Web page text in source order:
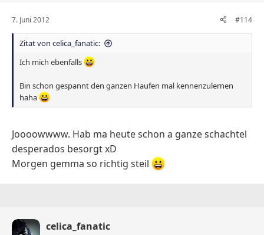
7. Juni 2012 #114
Zitat von celica_fanatic:
Ich mich ebenfalls
Bin schon gespannt den ganzen Haufen mal kennenzulernen
haha
Joooowwww. Hab ma heute schon a ganze schachtel
desperados besorgt xD
Morgen gemma so richtig steil
celica_fanatic